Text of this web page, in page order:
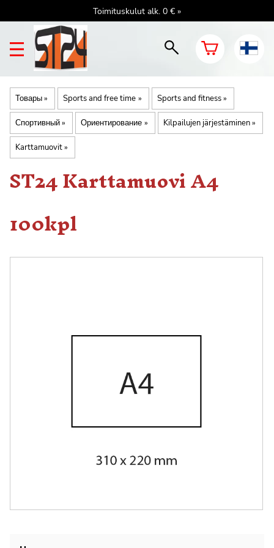
Toimituskulut alk. 0 € »
Товары‪» Sports and free time ‪» Sports and fitness‪»
Спортивный‪» Ориентирование ‪» Kilpailujen järjestäminen‪»
Karttamuovit‪»
ST24Karttamuovi A4
100kpl